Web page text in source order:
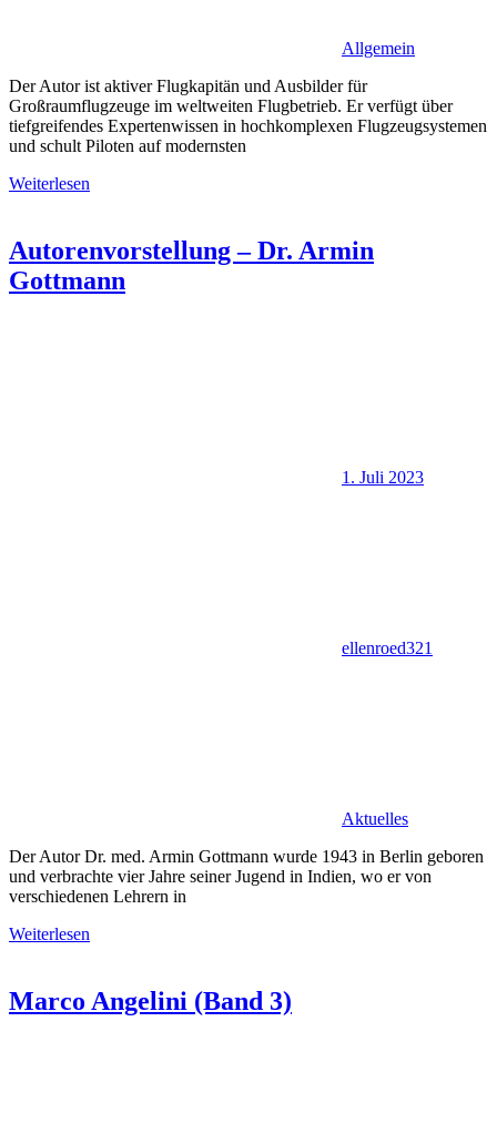
Allgemein
Der Autor ist aktiver Flugkapitän und Ausbilder für
Großraumflugzeuge im weltweiten Flugbetrieb. Er verfügt über
tiefgreifendes Expertenwissen in hochkomplexen Flugzeugsystemen
und schult Piloten auf modernsten
Weiterlesen
Autorenvorstellung – Dr. Armin
Gottmann
1. Juli 2023
ellenroed321
Aktuelles
Der Autor Dr. med. Armin Gottmann wurde 1943 in Berlin geboren
und verbrachte vier Jahre seiner Jugend in Indien, wo er von
verschiedenen Lehrern in
Weiterlesen
Marco Angelini (Band 3)